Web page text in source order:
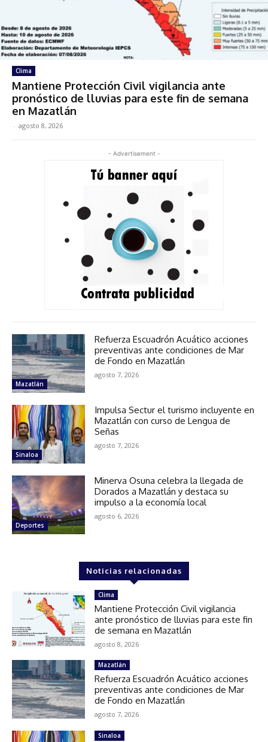
Clima
Mantiene Protección Civil vigilancia ante
pronóstico de lluvias para este fin de semana
en Mazatlán
- agosto 8, 2026
- Advertisement -
Mazatlán
Refuerza Escuadrón Acuático acciones
preventivas ante condiciones de Mar
de Fondo en Mazatlán
agosto 7, 2026
Sinaloa
Impulsa Sectur el turismo incluyente en
Mazatlán con curso de Lengua de
Señas
agosto 7, 2026
Deportes
Minerva Osuna celebra la llegada de
Dorados a Mazatlán y destaca su
impulso a la economía local
agosto 6, 2026
Noticias relacionadas
Clima
Mantiene Protección Civil vigilancia
ante pronóstico de lluvias para este fin
de semana en Mazatlán
agosto 8, 2026
Mazatlán
Refuerza Escuadrón Acuático acciones
preventivas ante condiciones de Mar
de Fondo en Mazatlán
agosto 7, 2026
Sinaloa